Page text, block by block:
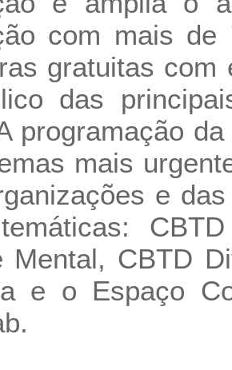
com mais
gratuitas com
das
programação
mais
e
Mental, CBTD
e o Espaço